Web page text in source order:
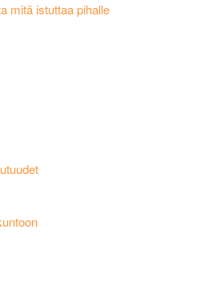
mitä istuttaa pihalle